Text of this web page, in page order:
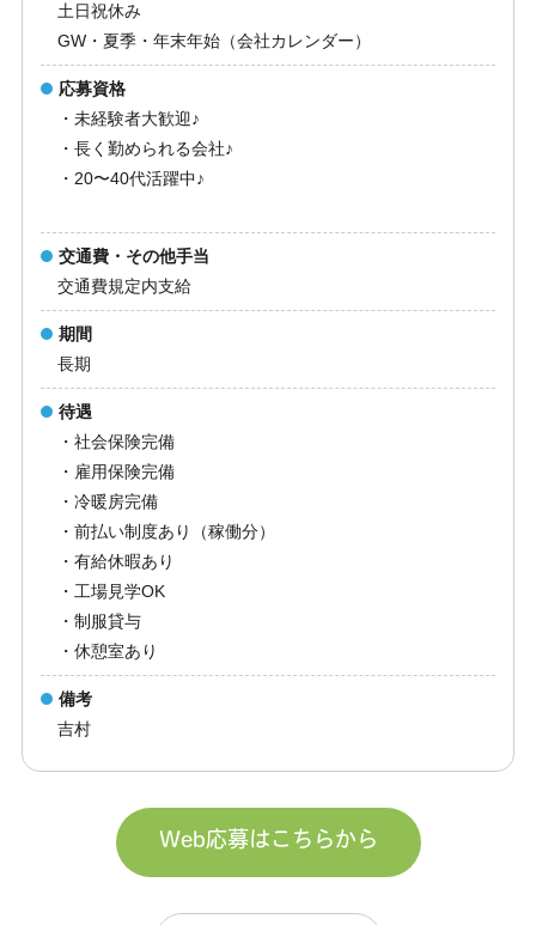
土日祝休み
GW・夏季・年末年始（会社カレンダー）
応募資格
・未経験者大歓迎♪
・長く勤められる会社♪
・20〜40代活躍中♪
交通費・その他手当
交通費規定内支給
期間
長期
待遇
・社会保険完備
・雇用保険完備
・冷暖房完備
・前払い制度あり（稼働分）
・有給休暇あり
・工場見学OK
・制服貸与
・休憩室あり
備考
吉村
Web応募はこちらから